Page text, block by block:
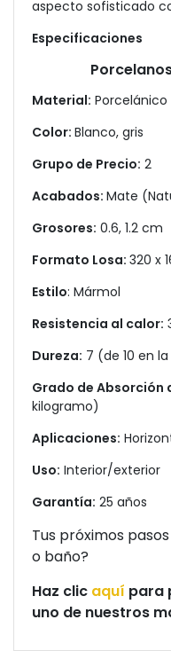
aspecto sofisticado
Especificaciones
Material: Porcelánico
Color: Blanco, gris
Grupo de Precio: 2
Acabados: Mate
Grosores: 0.6, 1.2 cm
Formato Losa: 320 x
Estilo: Mármol
Resistencia al calor:
Dureza: 7 (de 10 en
Grado de Absorción
kilogramo)
Aplicaciones:
Uso: Interior/exterior
Garantía: 25 años
Tus próximos
o baño?
Haz clic aquí para
uno de nuestros